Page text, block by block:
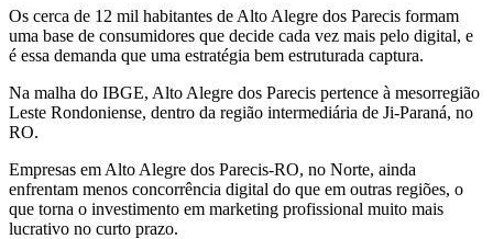
Os cerca de 12 mil habitantes de Alto Alegre dos Parecis formam
uma base de consumidores que decide cada vez mais pelo digital, e
é essa demanda que uma estratégia bem estruturada captura.
Na malha do IBGE, Alto Alegre dos Parecis pertence à mesorregião
Leste Rondoniense, dentro da região intermediária de Ji-Paraná, no
RO.
Empresas em Alto Alegre dos Parecis-RO, no Norte, ainda
enfrentam menos concorrência digital do que em outras regiões, o
que torna o investimento em marketing profissional muito mais
lucrativo no curto prazo.